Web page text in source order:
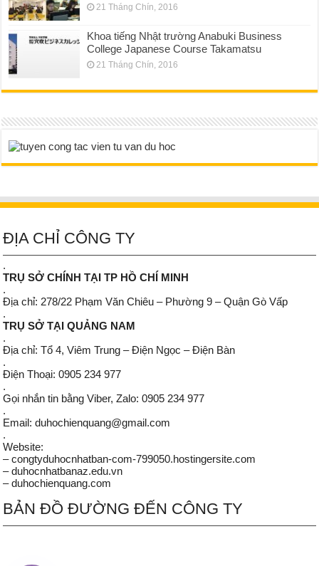
21 Tháng Chín, 2016
Khoa tiếng Nhật trường Anabuki Business
College Japanese Course Takamatsu
21 Tháng Chín, 2016
ĐỊA CHỈ CÔNG TY
.
TRỤ SỞ CHÍNH TẠI TP HỒ CHÍ MINH
.
Địa chỉ: 278/22 Phạm Văn Chiêu – Phường 9 – Quận Gò Vấp
.
TRỤ SỞ TẠI QUẢNG NAM
.
Địa chỉ: Tổ 4, Viêm Trung – Điện Ngọc – Điện Bàn
.
Điện Thoại: 0905 234 977
.
Gọi nhắn tin bằng Viber, Zalo: 0905 234 977
.
Email: duhochienquang@gmail.com
.
Website:
– congtyduhocnhatban-com-799050.hostingersite.com
– duhocnhatbanaz.edu.vn
– duhochienquang.com
BẢN ĐỒ ĐƯỜNG ĐẾN CÔNG TY